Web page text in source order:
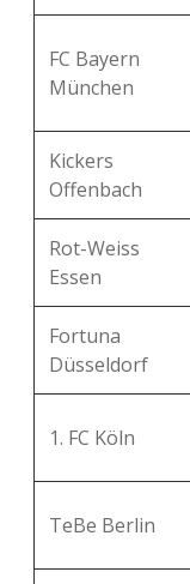
FC Bayern
München
Kickers
Offenbach
Rot-Weiss
Essen
Fortuna
Düsseldorf
1. FC Köln
TeBe Berlin